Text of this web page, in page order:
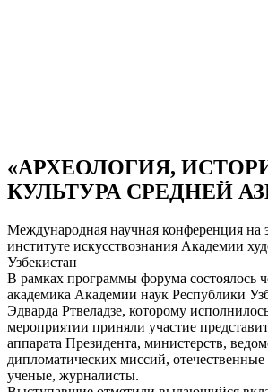
«АРХЕОЛОГИЯ,
КУЛЬТУРА СРЕДНЕЙ
Международная научная конференция на
институте искусствознания Академии
Узбекистан
В рамках программы форума состоялось
академика Академии наук Республики
Эдварда Ртвеладзе, которому
мероприятии приняли участие
аппарата Президента, министерств,
дипломатических миссий,
ученые, журналисты.